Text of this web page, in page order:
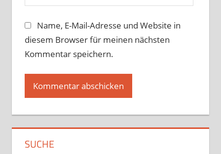
Name, E-Mail-Adresse und Website in
diesem Browser für meinen nächsten
Kommentar speichern.
SUCHE